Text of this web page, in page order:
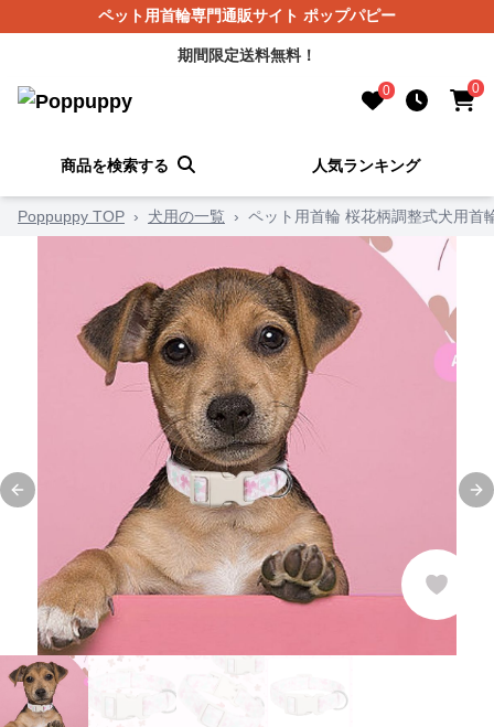
ペット用首輪専門通販サイト ポップパピー
期間限定送料無料！
0 0
商品を検索する 人気ランキング
Poppuppy TOP › 犬用の一覧 › ペット用首輪 桜花柄調整式犬用首
Previous slide